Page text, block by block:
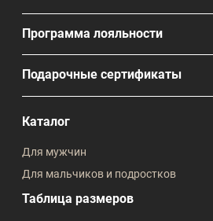
Программа лояльности
Подарочные сертификаты
Каталог
Для мужчин
Для мальчиков и подростков
Таблица размеров